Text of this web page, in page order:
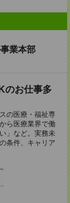
業本部
のお仕事多
の医療・福祉専
ら医療業界で働
」など。実務未
条件、キャリア